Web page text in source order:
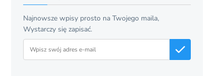
Najnowsze wpisy prosto na Twojego maila,
Wystarczy się zapisać.